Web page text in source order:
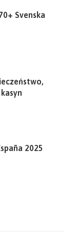
Svenska
2025